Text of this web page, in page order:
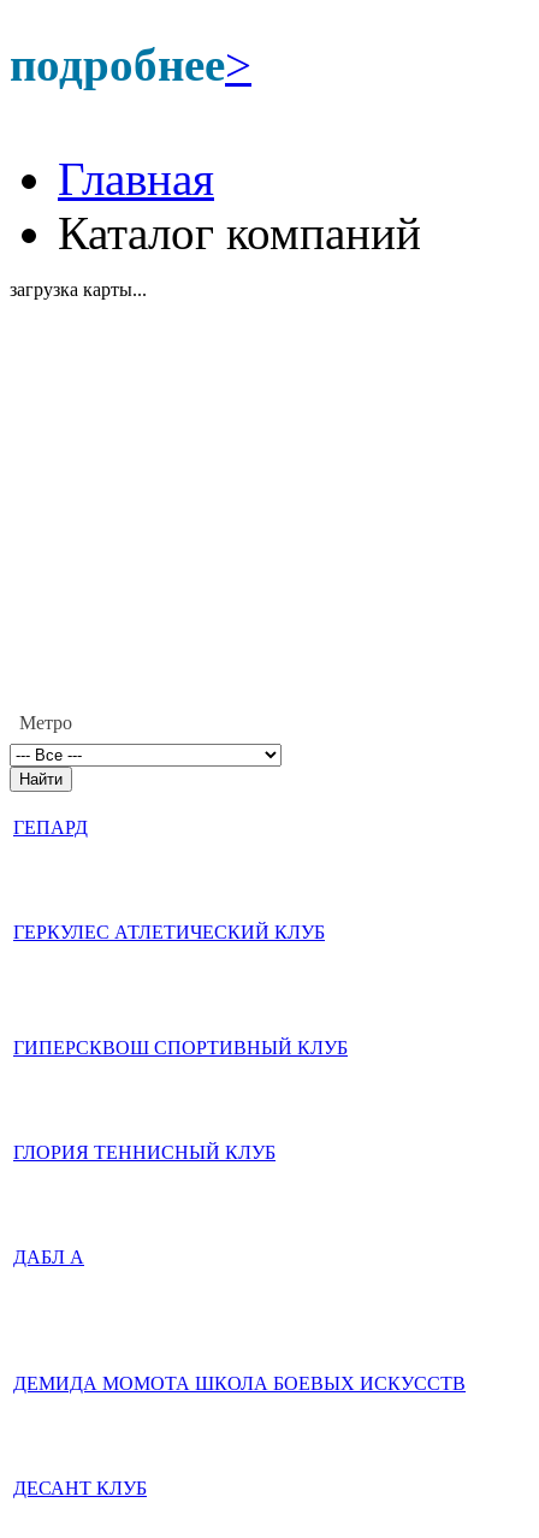
подробнее>
Главная
Каталог компаний
загрузка карты...
Метро
ГЕПАРД
ГЕРКУЛЕС АТЛЕТИЧЕСКИЙ КЛУБ
ГИПЕРСКВОШ СПОРТИВНЫЙ КЛУБ
ГЛОРИЯ ТЕННИСНЫЙ КЛУБ
ДАБЛ А
ДЕМИДА МОМОТА ШКОЛА БОЕВЫХ ИСКУССТВ
ДЕСАНТ КЛУБ